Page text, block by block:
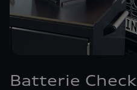
Batterie Check